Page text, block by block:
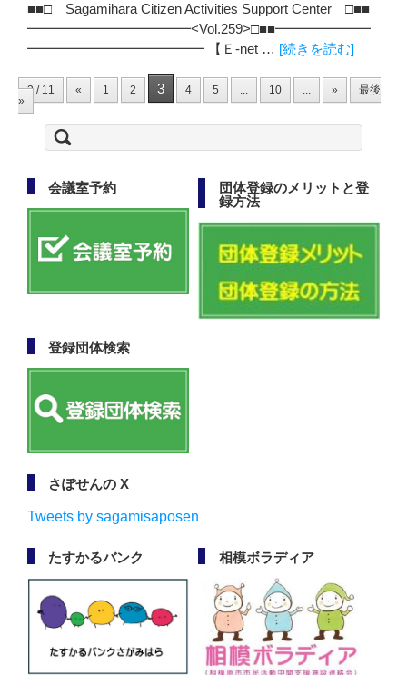
■■□ Sagamihara Citizen Activities Support Center □■■
━━━━━━━━━━━━<Vol.259>□■■━━━━━━━
━━━━━━━━━━━━━ 【Ｅ-net … [続きを読む]
3 / 11 « 1 2 3 4 5 ... 10 ... »
最後
»
検
索:
会議室予約
団体登録のメリットと登
録方法
登録団体検索
さぽせんの X
Tweets by sagamisaposen
たすかるバンク 相模ボラディア